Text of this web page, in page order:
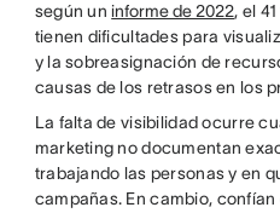
según un informe de 2022, el
tienen dificultades para
y la sobreasignación de
causas de los retrasos en los
La falta de visibilidad ocurre
marketing no documentan
trabajando las personas y en
campañas. En cambio,